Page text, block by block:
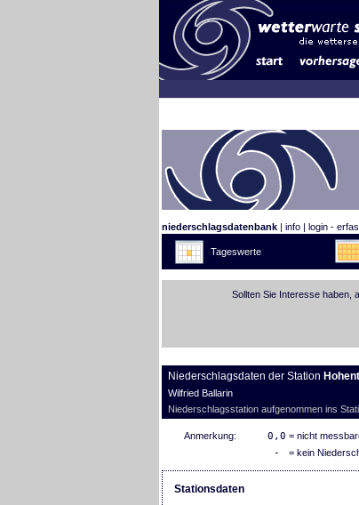
niederschlagsdatenbank| info| login -
Tageswerte
Sollten Sie Interesse haben,
Niederschlagsdaten der Station
Wilfried Ballarin
Niederschlagsstation aufgenommen ins
Anmerkung: 0,0 = nicht
- = kein
Stationsdaten